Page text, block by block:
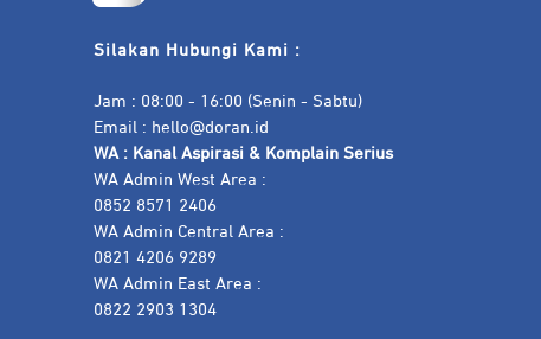
Silakan Hubungi Kami :
Jam : 08:00 - 16:00 (Senin - Sabtu)
Email : hello@doran.id
WA : Kanal Aspirasi & Komplain Serius
WA Admin West Area :
0852 8571 2406
WA Admin Central Area :
0821 4206 9289
WA Admin East Area :
0822 2903 1304